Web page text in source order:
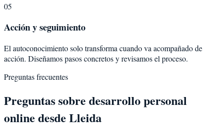
05
Acción y seguimiento
El autoconocimiento solo transforma cuando va acompañado de
acción. Diseñamos pasos concretos y revisamos el proceso.
Preguntas frecuentes
Preguntas sobre desarrollo personal
online desde Lleida